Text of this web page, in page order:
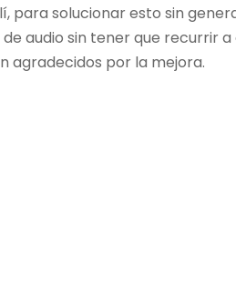
solucionar esto sin
audio sin tener que recurrir
agradecidos por la mejora.